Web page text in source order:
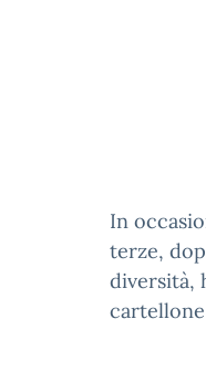
In
terze,
diversità,